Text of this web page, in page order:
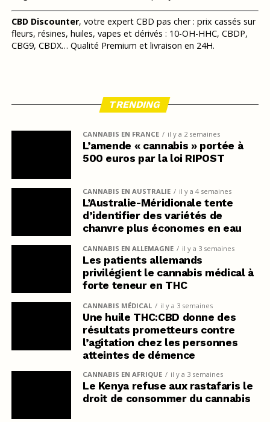
CBD Discounter, votre expert CBD pas cher : prix cassés sur
fleurs, résines, huiles, vapes et dérivés : 10-OH-HHC, CBDP,
CBG9, CBDX… Qualité Premium et livraison en 24H.
TRENDING
CANNABIS EN FRANCE il y a 2 semaines
L’amende « cannabis » portée à
500 euros par la loi RIPOST
CANNABIS EN AUSTRALIE il y a 4 semaines
L’Australie-Méridionale tente
d’identifier des variétés de
chanvre plus économes en eau
CANNABIS EN ALLEMAGNE il y a 3 semaines
Les patients allemands
privilégient le cannabis médical à
forte teneur en THC
CANNABIS MÉDICAL il y a 3 semaines
Une huile THC:CBD donne des
résultats prometteurs contre
l’agitation chez les personnes
atteintes de démence
CANNABIS EN AFRIQUE il y a 3 semaines
Le Kenya refuse aux rastafaris le
droit de consommer du cannabis